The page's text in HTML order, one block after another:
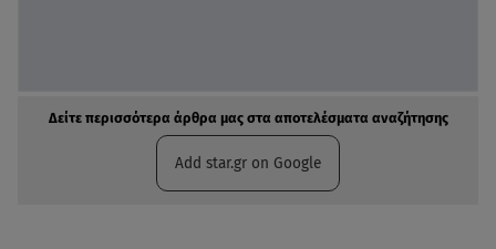
Δείτε περισσότερα άρθρα μας στα αποτελέσματα αναζήτησης
Add star.gr on Google